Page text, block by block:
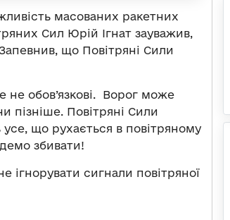
масованих ракетних
Сил Юрій Ігнат зауважив,
що Повітряні Сили
не обов’язкові. Ворог може
пізніше. Повітряні Сили
що рухається в повітряному
збивати!
ігнорувати сигнали повітряної